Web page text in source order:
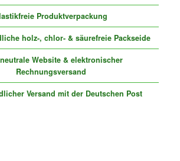
Produktverpackung
holz-, chlor- & säurefreie Packseide
Website & elektronischer
Rechnungsversand
Versand mit der Deutschen Post